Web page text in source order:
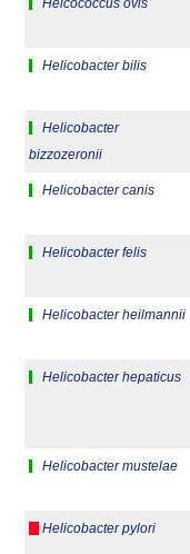
Helcococcus ovis
Helicobacter bilis
Helicobacter
bizzozeronii
Helicobacter canis
Helicobacter felis
Helicobacter heilmannii
Helicobacter hepaticus
Helicobacter mustelae
Helicobacter pylori